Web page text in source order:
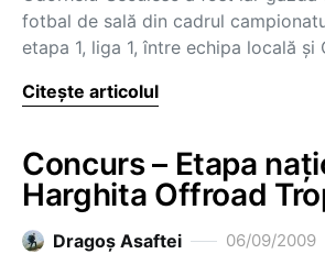
fotbal de sală din cadrul
etapa 1, liga 1, între echipa locală şi
Citește articolul
Concurs – Etapa
Harghita Offroad
Dragoş Asaftei 06/09/2009